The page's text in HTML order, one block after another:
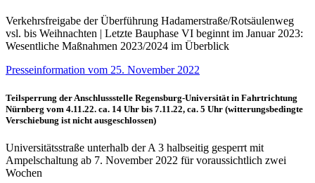
Verkehrsfreigabe der Überführung Hadamerstraße/Rotsäulenweg
vsl. bis Weihnachten | Letzte Bauphase VI beginnt im Januar 2023:
Wesentliche Maßnahmen 2023/2024 im Überblick
Presseinformation vom 25. November 2022
Teilsperrung der Anschlussstelle Regensburg-Universität in Fahrtrichtung
Nürnberg vom 4.11.22. ca. 14 Uhr bis 7.11.22, ca. 5 Uhr (witterungsbedingte
Verschiebung ist nicht ausgeschlossen)
Universitätsstraße unterhalb der A 3 halbseitig gesperrt mit
Ampelschaltung ab 7. November 2022 für voraussichtlich zwei
Wochen